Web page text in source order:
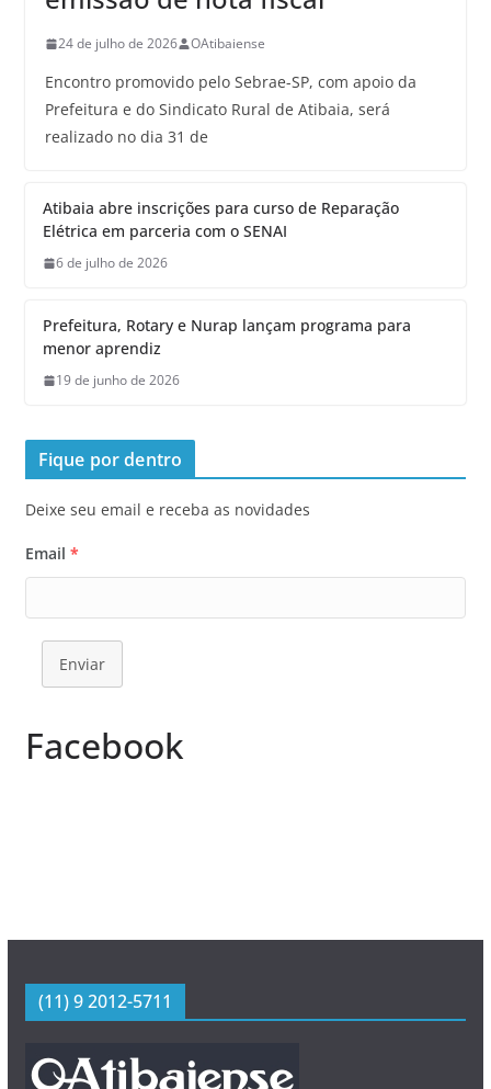
24 de julho de 2026 OAtibaiense
Encontro promovido pelo Sebrae-SP, com apoio da
Prefeitura e do Sindicato Rural de Atibaia, será
realizado no dia 31 de
Atibaia abre inscrições para curso de Reparação
Elétrica em parceria com o SENAI
6 de julho de 2026
Prefeitura, Rotary e Nurap lançam programa para
menor aprendiz
19 de junho de 2026
Fique por dentro
Deixe seu email e receba as novidades
Email *
Enviar
Facebook
(11) 9 2012-5711